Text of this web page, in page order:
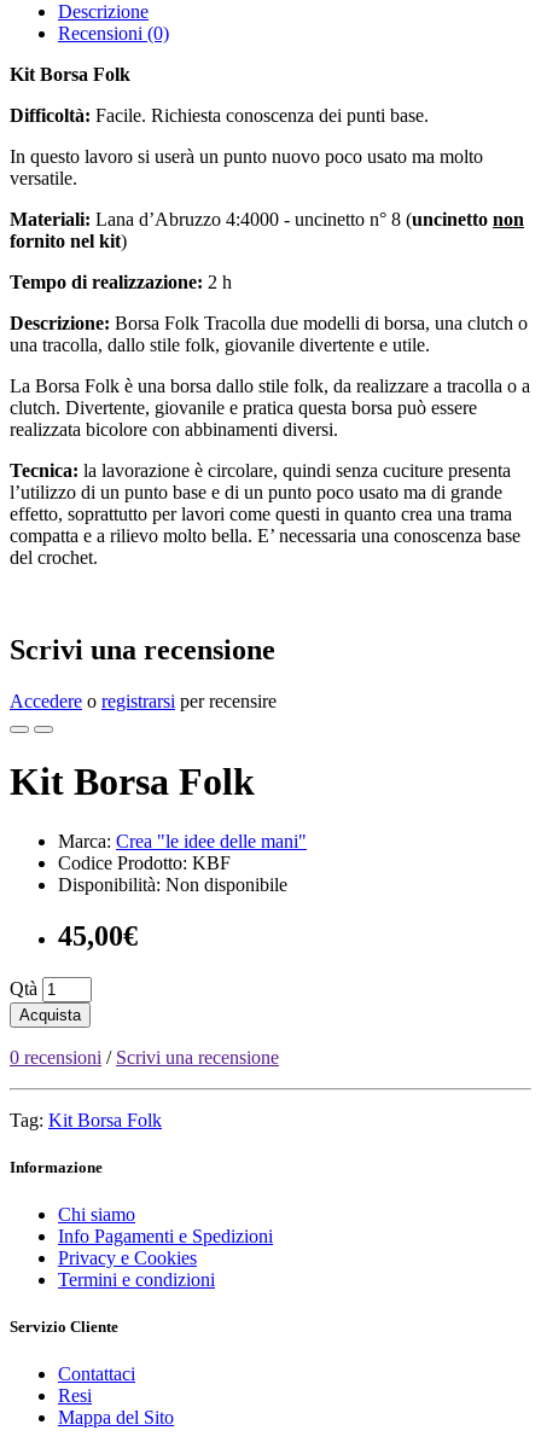
Descrizione
Recensioni (0)
Kit Borsa Folk
Difficoltà: Facile. Richiesta conoscenza dei punti base.
In questo lavoro si userà un punto nuovo poco usato ma molto
versatile.
Materiali: Lana d’Abruzzo 4:4000 - uncinetto n° 8 (uncinetto non
fornito nel kit)
Tempo di realizzazione: 2 h
Descrizione: Borsa Folk Tracolla due modelli di borsa, una clutch o
una tracolla, dallo stile folk, giovanile divertente e utile.
La Borsa Folk è una borsa dallo stile folk, da realizzare a tracolla o a
clutch. Divertente, giovanile e pratica questa borsa può essere
realizzata bicolore con abbinamenti diversi.
Tecnica: la lavorazione è circolare, quindi senza cuciture presenta
l’utilizzo di un punto base e di un punto poco usato ma di grande
effetto, soprattutto per lavori come questi in quanto crea una trama
compatta e a rilievo molto bella. E’ necessaria una conoscenza base
del crochet.
Scrivi una recensione
Accedere o registrarsi per recensire
Kit Borsa Folk
Marca: Crea "le idee delle mani"
Codice Prodotto: KBF
Disponibilità: Non disponibile
45,00€
Qtà
Acquista
0 recensioni / Scrivi una recensione
Tag: Kit Borsa Folk
Informazione
Chi siamo
Info Pagamenti e Spedizioni
Privacy e Cookies
Termini e condizioni
Servizio Cliente
Contattaci
Resi
Mappa del Sito